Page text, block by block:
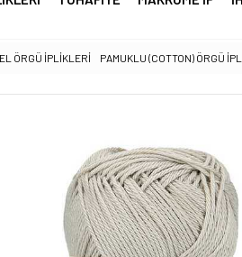
EL ÖRGÜ İPLİKLERİ PAMUKLU (COTTON) ÖRGÜ